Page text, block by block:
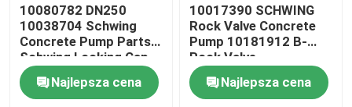
Części do pomp do betonu SANY
Części pompy do betonu Zoomlion
10080782 DN250
10038704 Schwing
Concrete Pump Parts
Schwing Locking Cap
Najlepsza cena
10017390 SCHWING
Rock Valve Concrete
Pump 10181912 B-
Rock Valve
220/180/10059467
210/180Najlepsza cena